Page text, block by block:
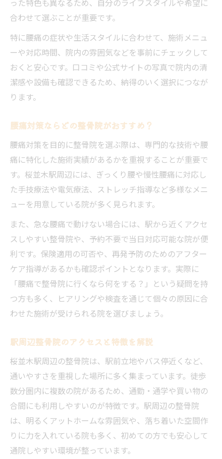
合わせて選ぶことが重要です。
特に腰痛の症状や生活スタイルに合わせて、施術メニュ
ーや対応時間、院内の雰囲気などを事前にチェックして
おくと安心です。口コミや公式サイトの写真で院内の清
潔感や設備も確認できるため、納得のいく選択につなが
ります。
腰痛対策ならどの整骨院がおすすめ？
腰痛対策を目的に整骨院を選ぶ際は、専門的な技術や腰
痛に特化した施術実績があるかを重視することが重要で
す。桜並木駅周辺には、ぎっくり腰や慢性腰痛に対応し
た手技療法や電気療法、ストレッチ指導など多様なメニ
ューを用意している院が多く見られます。
また、急な腰痛で動けない場合には、駅から近くアクセ
スしやすい整骨院や、予約不要で当日対応可能な院が便
利です。保険適用の可否や、再発予防のためのアフター
ケア指導があるかも確認ポイントとなります。実際に
「腰痛で整骨院に行くなら何をする？」という疑問を持
つ方も多く、ヒアリングや検査を通じて個々の原因に合
わせた施術が受けられる院を選びましょう。
駅周辺整骨院のアクセスと特徴を解説
桜並木駅周辺の整骨院は、駅前立地やバス停近くなど、
通いやすさを重視した場所に多く集まっています。徒歩
数分圏内に複数の院があるため、通勤・通学や買い物の
合間にも利用しやすいのが特徴です。駅周辺の整骨院
は、明るくアットホームな雰囲気や、落ち着いた空間作
りに力を入れている院も多く、初めての方でも安心して
通院しやすい環境が整っています。